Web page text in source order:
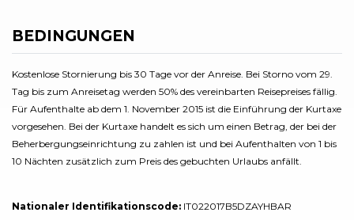
BEDINGUNGEN
Kostenlose Stornierung bis 30 Tage vor der Anreise. Bei Storno vom 29.
Tag bis zum Anreisetag werden 50% des vereinbarten Reisepreises fällig.
Für Aufenthalte ab dem 1. November 2015 ist die Einführung der Kurtaxe
vorgesehen. Bei der Kurtaxe handelt es sich um einen Betrag, der bei der
Beherbergungseinrichtung zu zahlen ist und bei Aufenthalten von 1 bis
10 Nächten zusätzlich zum Preis des gebuchten Urlaubs anfällt.
Nationaler Identifikationscode: IT022017B5DZAYHBAR